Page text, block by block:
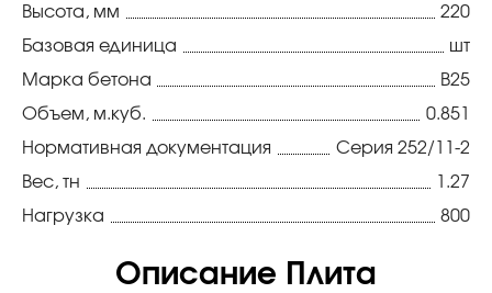
Высота, мм
220
Базовая единица
шт
Марка бетона
В25
Объем, м.куб.
0.851
Нормативная документация
Серия 252/11-2
Вес, тн
1.27
Нагрузка
800
Описание Плита